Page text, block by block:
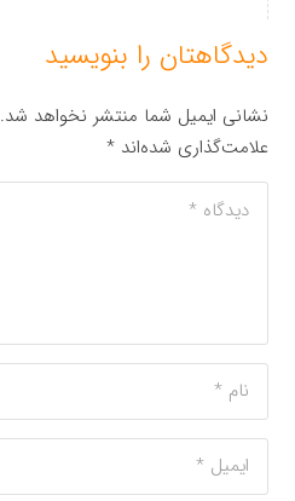
دیدگاهتان را بنویسید
نشانی ایمیل شما منتشر نخواهد شد.
علامت‌گذاری شده‌اند*